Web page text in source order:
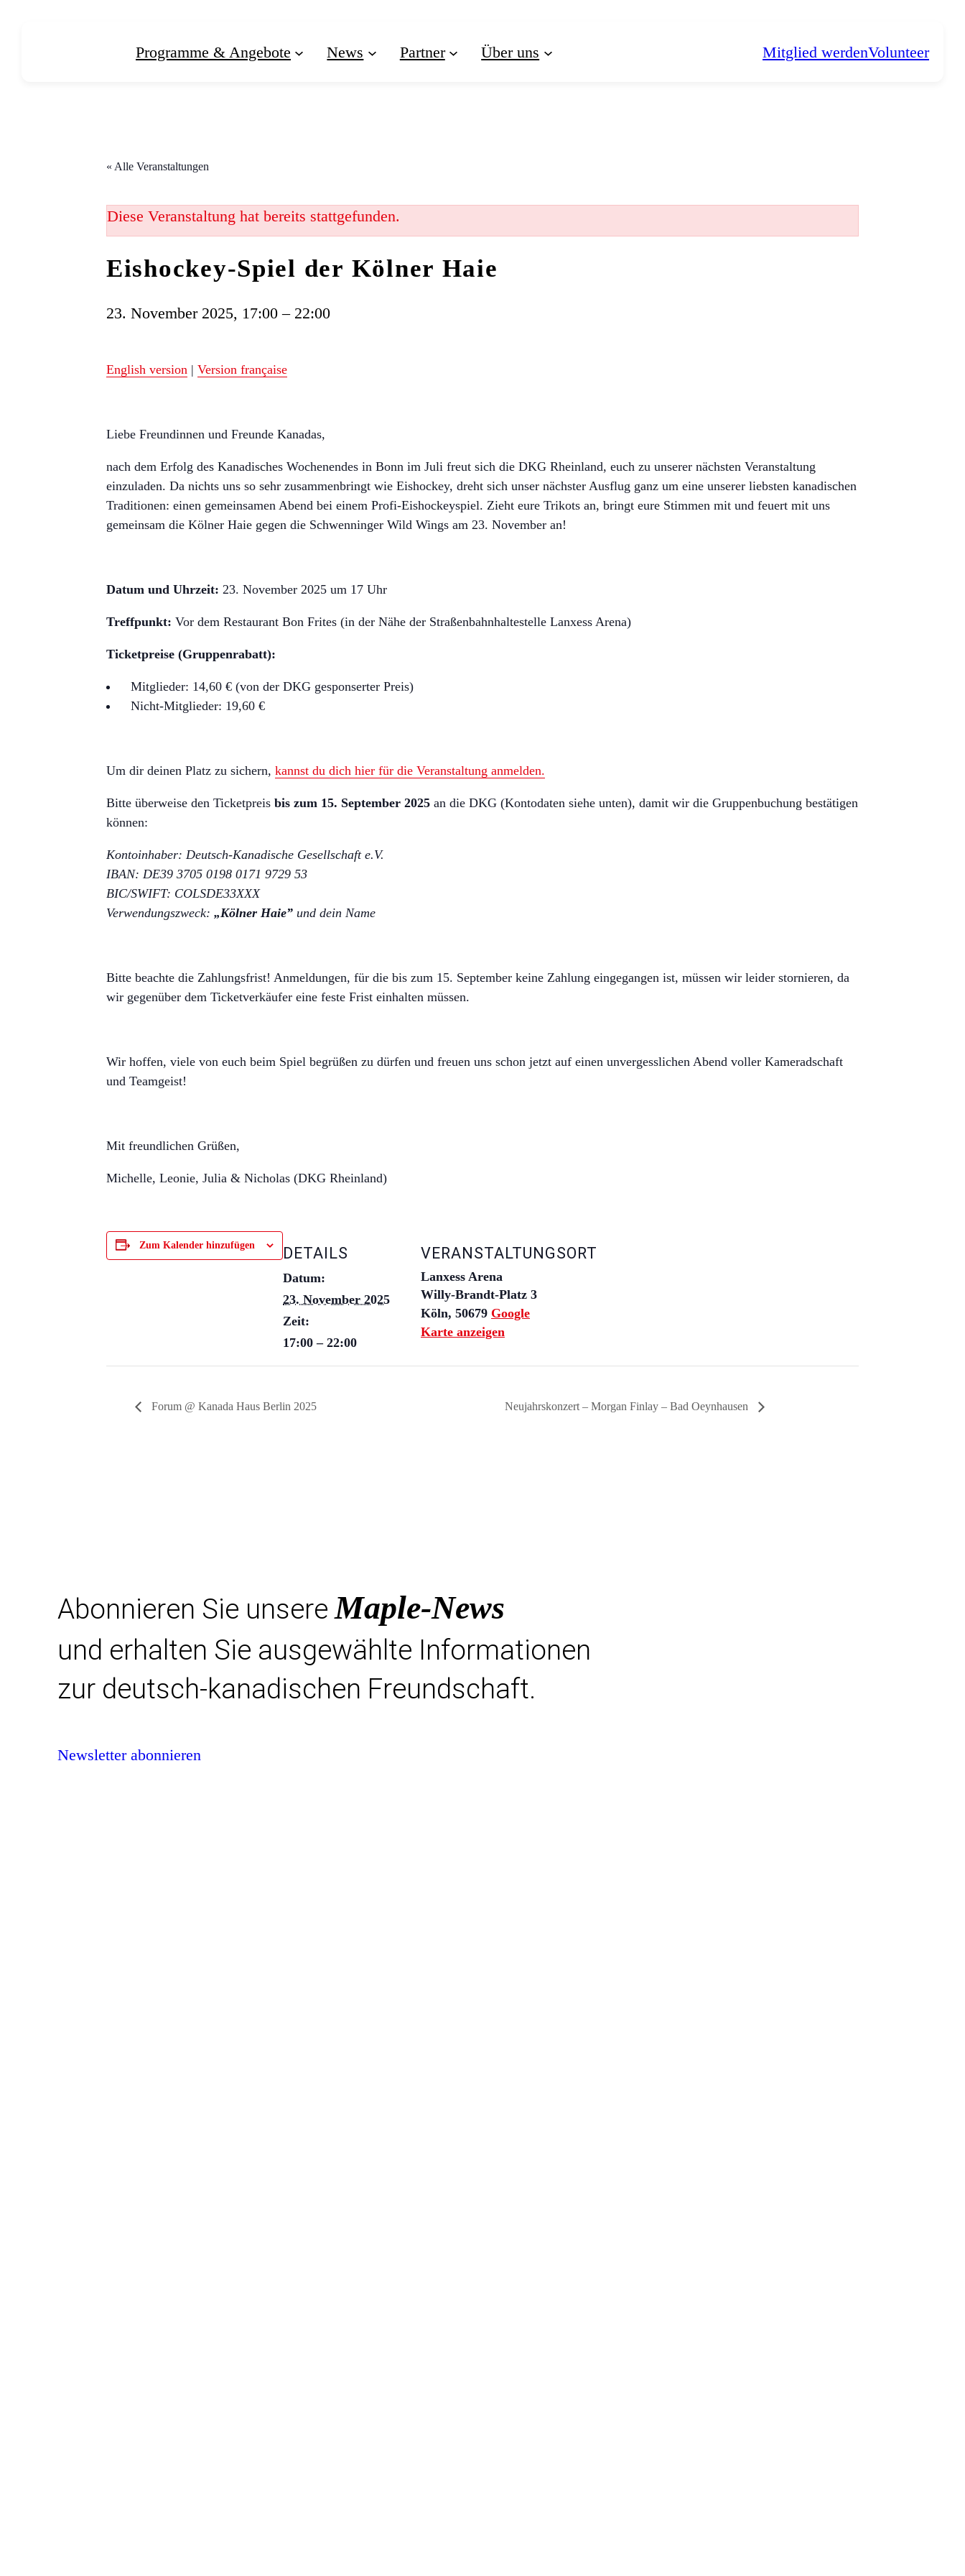
Programme & Angebote News Partner Über uns Mitglied werdenVolunteer
« Alle Veranstaltungen
Diese Veranstaltung hat bereits stattgefunden.
Eishockey-Spiel der Kölner Haie
23. November 2025, 17:00 – 22:00
English version | Version française
Liebe Freundinnen und Freunde Kanadas,
nach dem Erfolg des Kanadisches Wochenendes in Bonn im Juli freut sich die DKG Rheinland, euch zu unserer nächsten Veranstaltung
einzuladen. Da nichts uns so sehr zusammenbringt wie Eishockey, dreht sich unser nächster Ausflug ganz um eine unserer liebsten kanadischen
Traditionen: einen gemeinsamen Abend bei einem Profi-Eishockeyspiel. Zieht eure Trikots an, bringt eure Stimmen mit und feuert mit uns
gemeinsam die Kölner Haie gegen die Schwenninger Wild Wings am 23. November an!
Datum und Uhrzeit: 23. November 2025 um 17 Uhr
Treffpunkt: Vor dem Restaurant Bon Frites (in der Nähe der Straßenbahnhaltestelle Lanxess Arena)
Ticketpreise (Gruppenrabatt):
Mitglieder: 14,60 € (von der DKG gesponserter Preis)
Nicht-Mitglieder: 19,60 €
Um dir deinen Platz zu sichern, kannst du dich hier für die Veranstaltung anmelden.
Bitte überweise den Ticketpreis bis zum 15. September 2025 an die DKG (Kontodaten siehe unten), damit wir die Gruppenbuchung bestätigen
können:
Kontoinhaber: Deutsch-Kanadische Gesellschaft e.V.
IBAN: DE39 3705 0198 0171 9729 53
BIC/SWIFT: COLSDE33XXX
Verwendungszweck: „Kölner Haie” und dein Name
Bitte beachte die Zahlungsfrist! Anmeldungen, für die bis zum 15. September keine Zahlung eingegangen ist, müssen wir leider stornieren, da
wir gegenüber dem Ticketverkäufer eine feste Frist einhalten müssen.
Wir hoffen, viele von euch beim Spiel begrüßen zu dürfen und freuen uns schon jetzt auf einen unvergesslichen Abend voller Kameradschaft
und Teamgeist!
Mit freundlichen Grüßen,
Michelle, Leonie, Julia & Nicholas (DKG Rheinland)
Zum Kalender hinzufügen DETAILS
Datum:
23. November 2025
Zeit:
17:00 – 22:00
VERANSTALTUNGSORT
Lanxess Arena
Willy-Brandt-Platz 3
Köln, 50679 Google
Karte anzeigen
Forum @ Kanada Haus Berlin 2025 Neujahrskonzert – Morgan Finlay – Bad Oeynhausen
Abonnieren Sie unsereMaple-News
und erhalten Sie ausgewählte Informationen
zur deutsch-kanadischen Freundschaft.
Newsletter abonnieren